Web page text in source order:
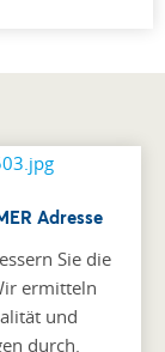
Adresse
Sie die
ermitteln
und
durch.